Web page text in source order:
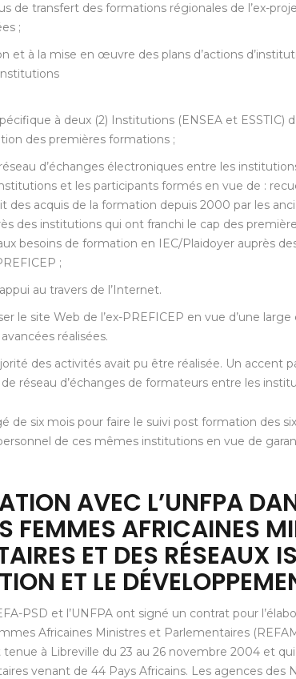
de transfert des formations régionales de l’ex-
;
et à la mise en œuvre des plans d’actions
à deux (2) Institutions (ENSEA et ESSTIC)
des premières formations ;
d’échanges électroniques entre les
et les participants formés en vue de :
des acquis de la formation depuis 2000 par les
des institutions qui ont franchi le cap des
besoins de formation en IEC/Plaidoyer auprès
;
au travers de l’Internet.
le site Web de l’ex-PREFICEP en vue d’une
réalisées.
des activités avait pu être réalisée. Un accent
réseau d’échanges de formateurs entre les
de six mois pour faire le suivi post formation des
de ces mêmes institutions en vue de
AVEC L’UNFPA
FEMMES AFRICAINES
ET DES RÉSEAUX
ET LE
PSD et l’UNFPA ont signé un contrat pour
Africaines Ministres et Parlementaires
tenue à Libreville du 23 au 26 novembre 2004 et
venant de 44 Pays Africains. Les agences des